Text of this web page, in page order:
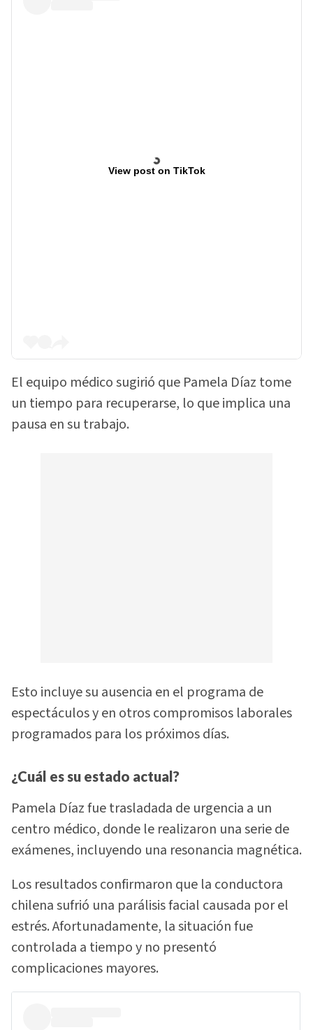
View post on TikTok
El equipo médico sugirió que Pamela Díaz tome
un tiempo para recuperarse, lo que implica una
pausa en su trabajo.
Esto incluye su ausencia en el programa de
espectáculos y en otros compromisos laborales
programados para los próximos días.
¿Cuál es su estado actual?
Pamela Díaz fue trasladada de urgencia a un
centro médico, donde le realizaron una serie de
exámenes, incluyendo una resonancia magnética.
Los resultados confirmaron que la conductora
chilena sufrió una parálisis facial causada por el
estrés. Afortunadamente, la situación fue
controlada a tiempo y no presentó
complicaciones mayores.